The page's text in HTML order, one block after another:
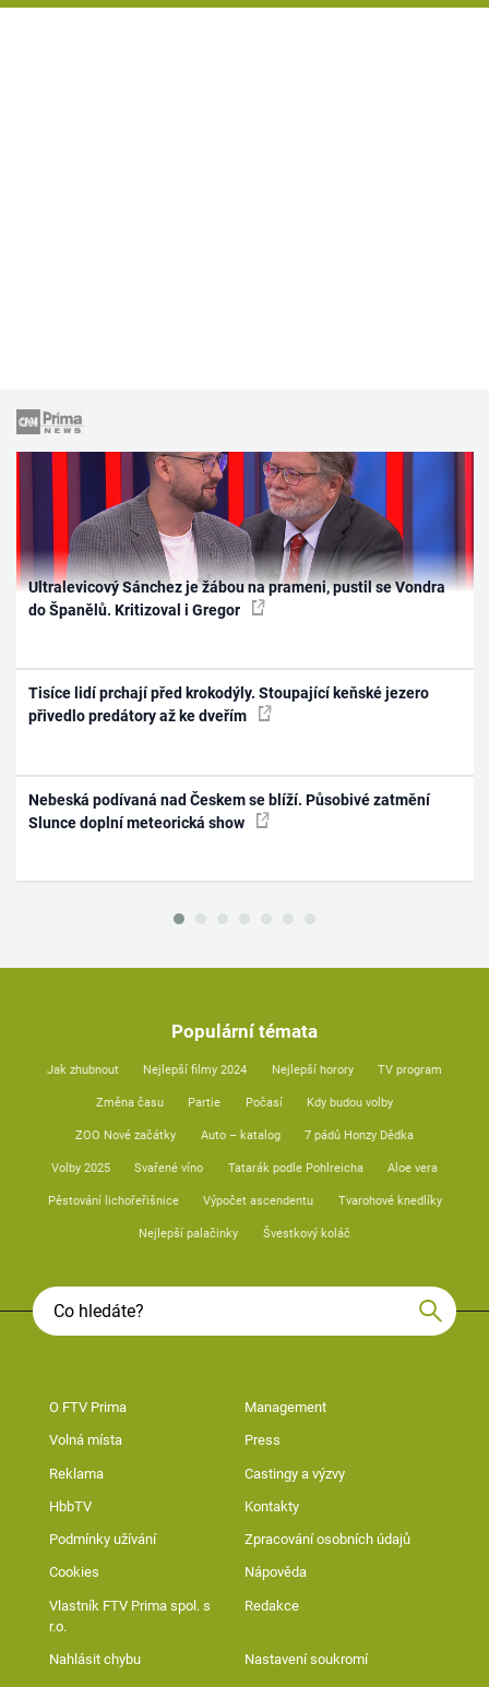
Ultralevicový Sánchez je žábou na prameni, pustil se Vondra
do Španělů. Kritizoval i Gregor
Tisíce lidí prchají před krokodýly. Stoupající keňské jezero
přivedlo predátory až ke dveřím
Nebeská podívaná nad Českem se blíží. Působivé zatmění
Slunce doplní meteorická show
Populární témata
Jak zhubnout Nejlepší filmy 2024 Nejlepší horory TV program
Změna času Partie Počasí Kdy budou volby
ZOO Nové začátky Auto – katalog 7 pádů Honzy Dědka
Volby 2025 Svařené víno Tatarák podle Pohlreicha Aloe vera
Pěstování lichořeřišnice Výpočet ascendentu Tvarohové knedlíky
Nejlepší palačinky Švestkový koláč
O FTV Prima Management
Volná místa Press
Reklama Castingy a výzvy
HbbTV Kontakty
Podmínky užívání Zpracování osobních údajů
Cookies Nápověda
Vlastník FTV Prima spol. s
r.o.
Redakce
Nahlásit chybu Nastavení soukromí